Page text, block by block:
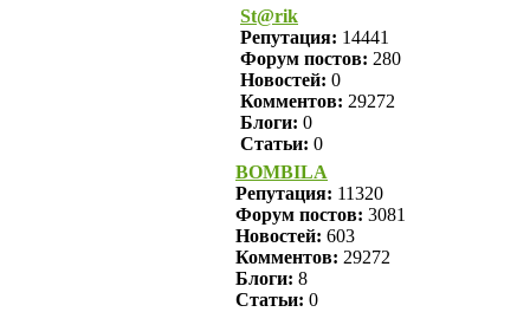
St@rik
Репутация: 14441
Форум постов: 280
Новостей: 0
Комментов: 29272
Блоги: 0
Статьи: 0
BOMBILA
Репутация: 11320
Форум постов: 3081
Новостей: 603
Комментов: 29272
Блоги: 8
Статьи: 0